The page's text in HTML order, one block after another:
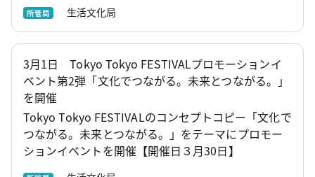
所管局 生活文化局
3月1日 Tokyo Tokyo FESTIVALプロモーションイ
ベント第2弾「文化でつながる。未来とつながる。」
を開催
Tokyo Tokyo FESTIVALのコンセプトコピー「文化で
つながる。未来とつながる。」をテーマにプロモー
ションイベントを開催【開催日３月30日】